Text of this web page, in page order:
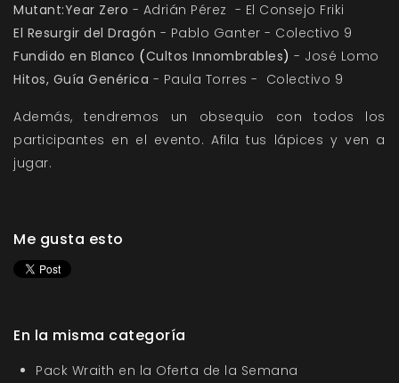
Mutant:Year Zero - Adrián Pérez - El Consejo Friki
El Resurgir del Dragón - Pablo Ganter - Colectivo 9
Fundido en Blanco (Cultos Innombrables) - José Lomo
Hitos, Guía Genérica - Paula Torres - Colectivo 9
Además, tendremos un obsequio con todos los
participantes en el evento. Afila tus lápices y ven a
jugar.
Me gusta esto
En la misma categoría
Pack Wraith en la Oferta de la Semana